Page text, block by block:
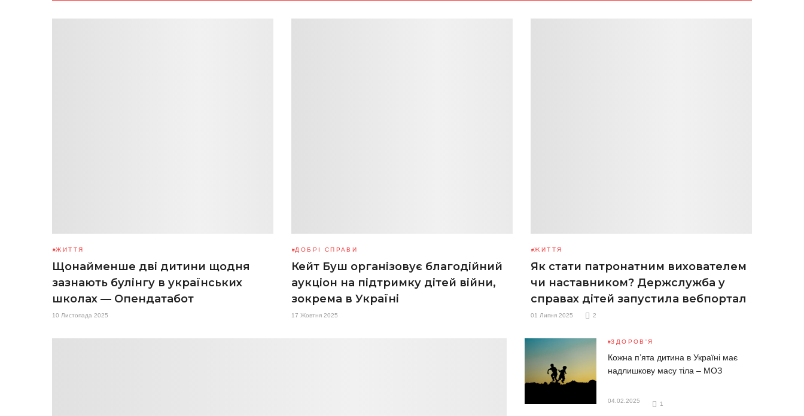
ЖИТТЯ
Щонайменше дві дитини щодня
зазнають булінгу в українських
школах — Опендатабот
10 Листопада 2025
ДОБРІ СПРАВИ
Кейт Буш організовує благодійний
аукціон на підтримку дітей війни,
зокрема в Україні
17 Жовтня 2025
ЖИТТЯ
Як стати патронатним вихователем
чи наставником? Держслужба у
справах дітей запустила вебпортал
01 Липня 2025 2
ЗДОРОВ'Я
Кожна п’ята дитина в Україні має
надлишкову масу тіла – МОЗ
04.02.2025
1